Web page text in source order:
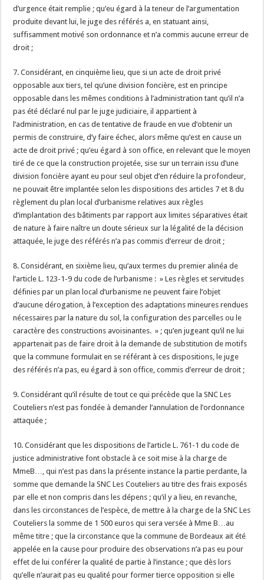
d’urgence était remplie ; qu’eu égard à la teneur de l’argumentation
produite devant lui, le juge des référés a, en statuant ainsi,
suffisamment motivé son ordonnance et n’a commis aucune erreur de
droit ;
7. Considérant, en cinquième lieu, que si un acte de droit privé
opposable aux tiers, tel qu’une division foncière, est en principe
opposable dans les mêmes conditions à l’administration tant qu’il n’a
pas été déclaré nul par le juge judiciaire, il appartient à
l’administration, en cas de tentative de fraude en vue d’obtenir un
permis de construire, d’y faire échec, alors même qu’est en cause un
acte de droit privé ; qu’eu égard à son office, en relevant que le moyen
tiré de ce que la construction projetée, sise sur un terrain issu d’une
division foncière ayant eu pour seul objet d’en réduire la profondeur,
ne pouvait être implantée selon les dispositions des articles 7 et 8 du
règlement du plan local d’urbanisme relatives aux règles
d’implantation des bâtiments par rapport aux limites séparatives était
de nature à faire naître un doute sérieux sur la légalité de la décision
attaquée, le juge des référés n’a pas commis d’erreur de droit ;
8. Considérant, en sixième lieu, qu’aux termes du premier alinéa de
l’article L. 123-1-9 du code de l’urbanisme : » Les règles et servitudes
définies par un plan local d’urbanisme ne peuvent faire l’objet
d’aucune dérogation, à l’exception des adaptations mineures rendues
nécessaires par la nature du sol, la configuration des parcelles ou le
caractère des constructions avoisinantes. » ; qu’en jugeant qu’il ne lui
appartenait pas de faire droit à la demande de substitution de motifs
que la commune formulait en se référant à ces dispositions, le juge
des référés n’a pas, eu égard à son office, commis d’erreur de droit ;
9. Considérant qu’il résulte de tout ce qui précède que la SNC Les
Couteliers n’est pas fondée à demander l’annulation de l’ordonnance
attaquée ;
10. Considérant que les dispositions de l’article L. 761-1 du code de
justice administrative font obstacle à ce soit mise à la charge de
MmeB…, qui n’est pas dans la présente instance la partie perdante, la
somme que demande la SNC Les Couteliers au titre des frais exposés
par elle et non compris dans les dépens ; qu’il y a lieu, en revanche,
dans les circonstances de l’espèce, de mettre à la charge de la SNC Les
Couteliers la somme de 1 500 euros qui sera versée à Mme B…au
même titre ; que la circonstance que la commune de Bordeaux ait été
appelée en la cause pour produire des observations n’a pas eu pour
effet de lui conférer la qualité de partie à l’instance ; que dès lors
qu’elle n’aurait pas eu qualité pour former tierce opposition si elle